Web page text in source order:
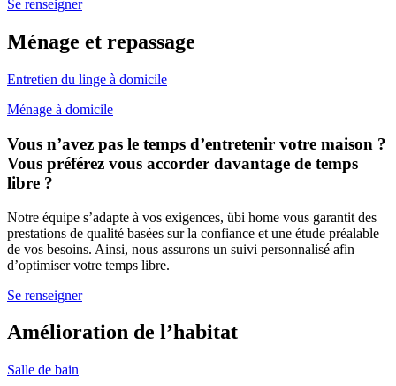
Se renseigner
Ménage et repassage
Entretien du linge à domicile
Ménage à domicile
Vous n’avez pas le temps d’entretenir votre maison ?
Vous préférez vous accorder davantage de temps
libre ?
Notre équipe s’adapte à vos exigences, übi home vous garantit des
prestations de qualité basées sur la confiance et une étude préalable
de vos besoins. Ainsi, nous assurons un suivi personnalisé afin
d’optimiser votre temps libre.
Se renseigner
Amélioration de l’habitat
Salle de bain